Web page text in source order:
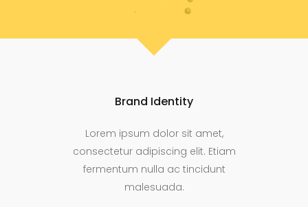
Brand Identity
Lorem ipsum dolor sit amet,
consectetur adipiscing elit. Etiam
fermentum nulla ac tincidunt
malesuada.